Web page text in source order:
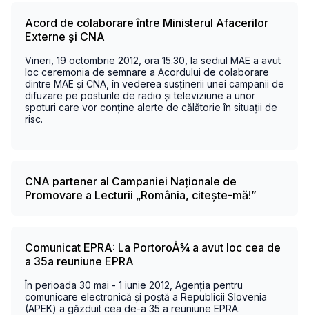
Acord de colaborare între Ministerul Afacerilor
Externe și CNA
Vineri, 19 octombrie 2012, ora 15.30, la sediul MAE a avut
loc ceremonia de semnare a Acordului de colaborare
dintre MAE și CNA, în vederea susținerii unei campanii de
difuzare pe posturile de radio și televiziune a unor
spoturi care vor conține alerte de călătorie în situații de
risc.
CNA partener al Campaniei Naționale de
Promovare a Lecturii „România, citește-mă!”
Comunicat EPRA: La PortoroÅ¾ a avut loc cea de
a 35a reuniune EPRA
În perioada 30 mai - 1 iunie 2012, Agenția pentru
comunicare electronică și poștă a Republicii Slovenia
(APEK) a găzduit cea de-a 35 a reuniune EPRA.